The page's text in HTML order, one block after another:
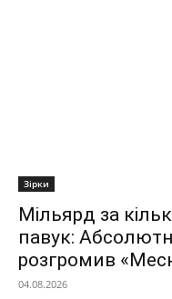
Зірки
Мільярд за
павук:
розгромив
04.08.2026